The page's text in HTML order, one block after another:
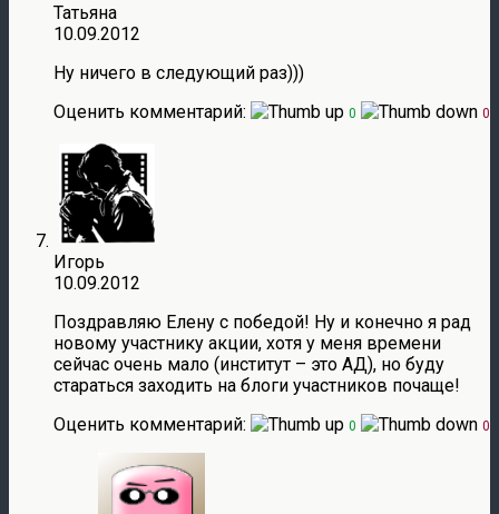
Татьяна
10.09.2012
Ну ничего в следующий раз)))
Оценить комментарий:
0 0
Игорь
10.09.2012
Поздравляю Елену с победой! Ну и конечно я рад
новому участнику акции, хотя у меня времени
сейчас очень мало (институт – это АД), но буду
стараться заходить на блоги участников почаще!
Оценить комментарий:
0 0